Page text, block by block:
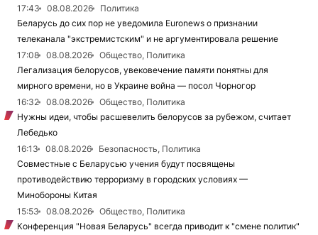
17:43
08.08.2026
Политика
Беларусь до сих пор не уведомила Euronews о признании
телеканала "экстремистским" и не аргументировала решение
17:08
08.08.2026
Общество, Политика
Легализация белорусов, увековечение памяти понятны для
мирного времени, но в Украине война — посол Чорногор
16:32
08.08.2026
Общество, Политика
Нужны идеи, чтобы расшевелить белорусов за рубежом, считает
Лебедько
16:13
08.08.2026
Безопасность, Политика
Совместные с Беларусью учения будут посвящены
противодействию терроризму в городских условиях —
Минобороны Китая
15:53
08.08.2026
Общество, Политика
Конференция "Новая Беларусь" всегда приводит к "смене политик"